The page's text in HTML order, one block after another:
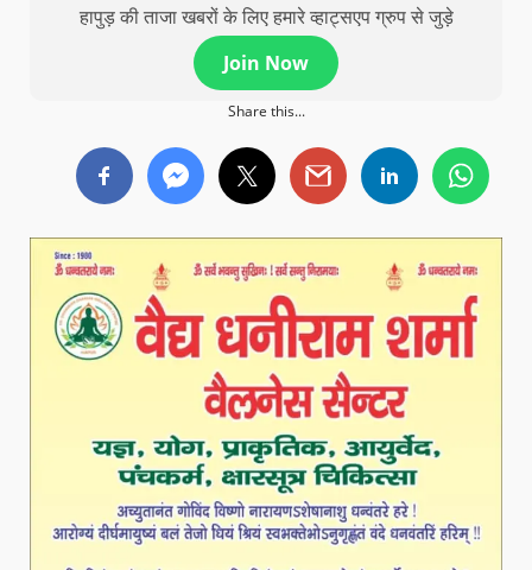
हापुड़ की ताजा खबरों के लिए हमारे व्हाट्सएप ग्रुप से जुड़े
Join Now
Share this...